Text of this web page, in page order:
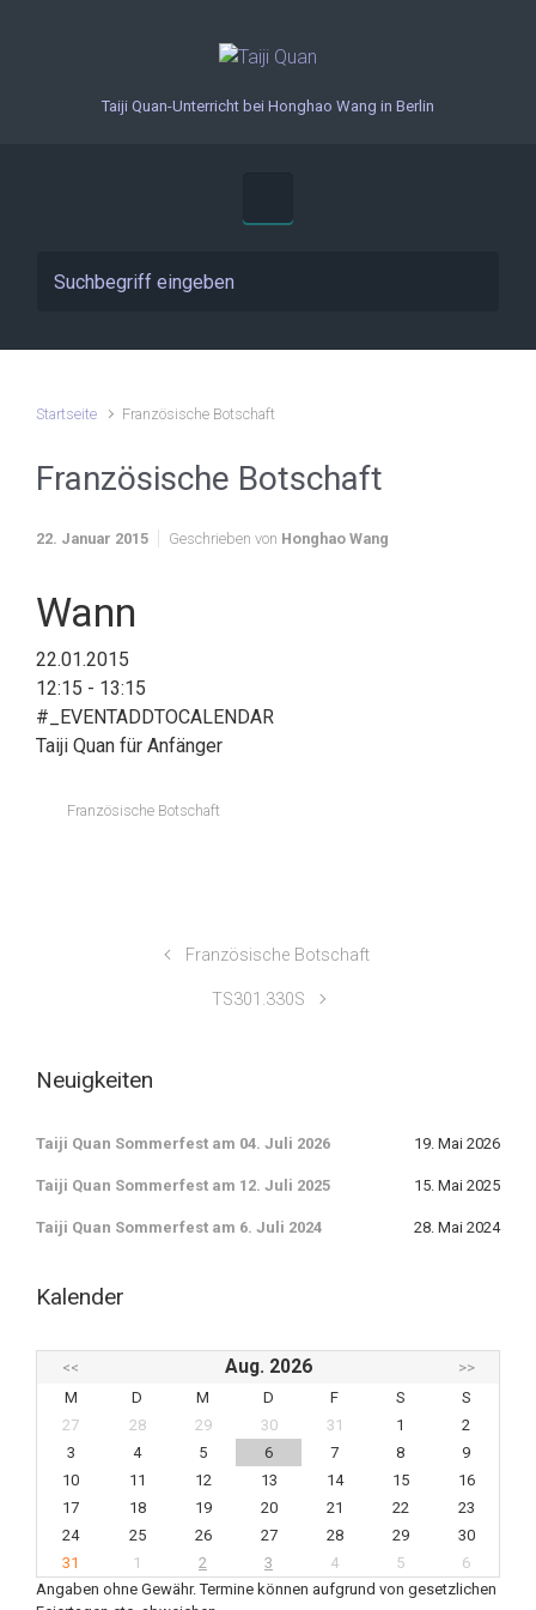
Taiji Quan-Unterricht bei Honghao Wang in Berlin
Startseite Französische Botschaft
Französische Botschaft
22. Januar 2015 Geschrieben von Honghao Wang
Wann
22.01.2015
12:15 - 13:15
#_EVENTADDTOCALENDAR
Taiji Quan für Anfänger
Französische Botschaft
Französische Botschaft
TS301.330S
Neuigkeiten
Taiji Quan Sommerfest am 04. Juli 2026 19. Mai 2026
Taiji Quan Sommerfest am 12. Juli 2025 15. Mai 2025
Taiji Quan Sommerfest am 6. Juli 2024 28. Mai 2024
Kalender
<< Aug. 2026
>>
M
D M D F S
S
27
28 29 30 31 1
2
3
4 5 6 7 8
9
10
11 12 13 14 15
16
17
18 19 20 21 22
23
24
25 26 27 28 29
30
31
1 2 3 4 5
6
Angaben ohne Gewähr. Termine können aufgrund von gesetzlichen